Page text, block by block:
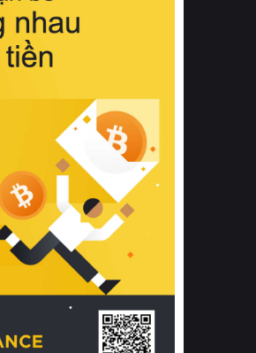
đó, việc lựa chọn các dòng
đạt chuẩn chất lượng quốc
ngăn ngừa tình trạng kích
và nấm mốc trong điều kiện
nóng ẩm. Bạn có thể tìm hiểu
nghiên cứu khoa học về tác
giấc ngủ và môi trường
ngủ đối với sức khỏe con
Sleep Foundation (External
có cái nhìn toàn diện hơn.
tiêu chí vàng khi lựa chọn
gối đệm cao cấp cho phòng
một bộ chăn ga gối đệm
hoàn hảo cả về thẩm mỹ lẫn
người tiêu dùng cần cân
lưỡng các tiêu chí quan trọng